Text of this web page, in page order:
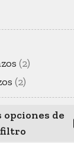
(2)
(2)
opciones de
filtro